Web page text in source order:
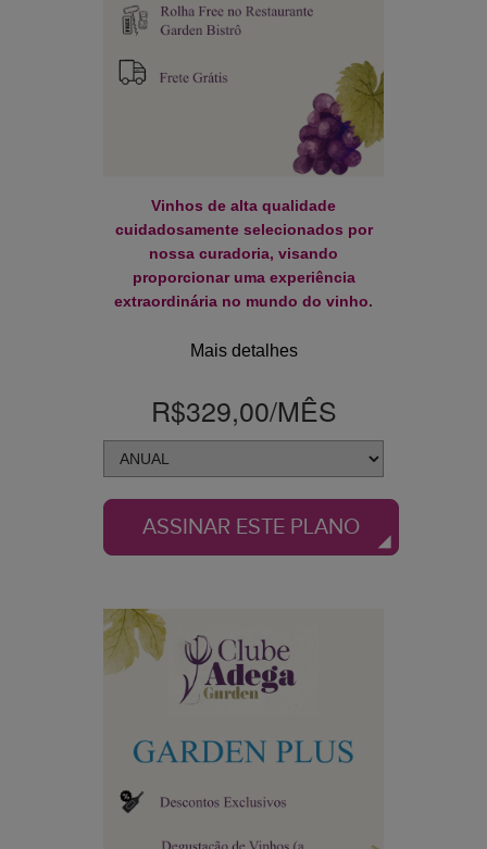
Vinhos de alta qualidade
cuidadosamente selecionados por
nossa curadoria, visando
proporcionar uma experiência
extraordinária no mundo do vinho.
Mais detalhes
R$329,00/MÊS
ASSINAR ESTE PLANO